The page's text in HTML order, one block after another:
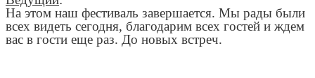
На этом наш фестиваль завершается. Мы рады были
всех видеть сегодня, благодарим всех гостей и ждем
вас в гости еще раз. До новых встреч.